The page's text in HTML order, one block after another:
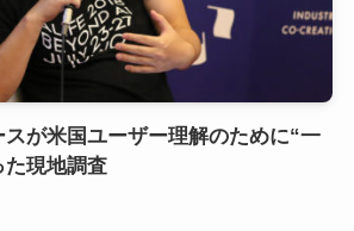
が米国ユーザー理解のために“一
た現地調査